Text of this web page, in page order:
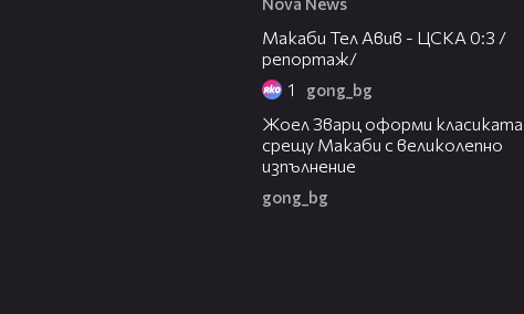
Макаби Тел Авив - ЦСКА 0:3 /
репортаж/
1 gong_bg
Жоел Зварц оформи класиката
срещу Макаби с великолепно
изпълнение
gong_bg